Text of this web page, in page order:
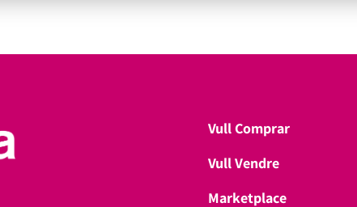
Vull Comprar
Vull Vendre
Marketplace